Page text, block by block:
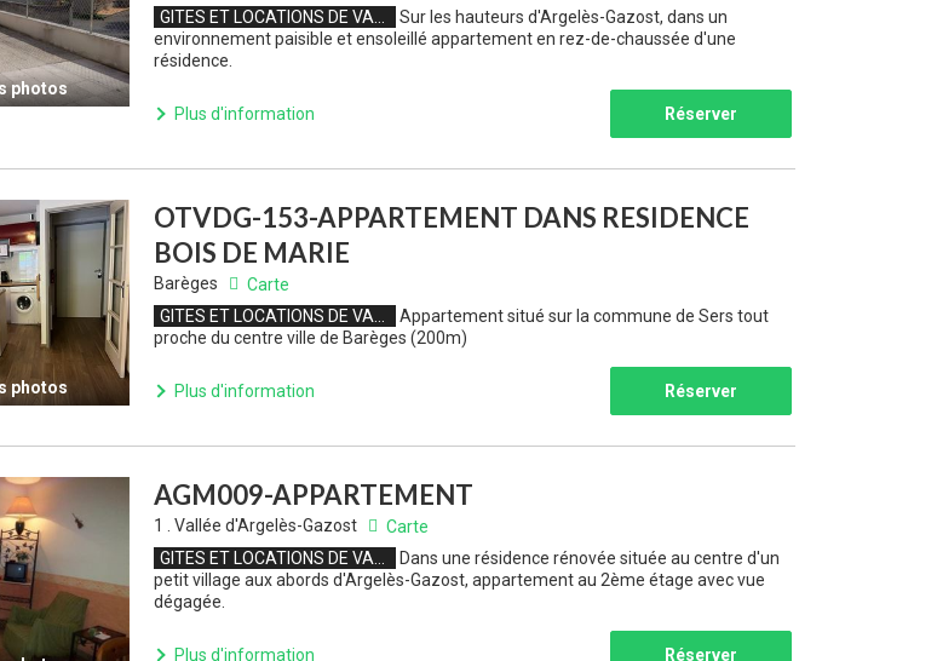
Sur les hauteurs d'Argelès-Gazost, dans un
environnement paisible et ensoleillé appartement en rez-de-chaussée d'une
résidence.
Plus d'information Réserver
photos
OTVDG-153-APPARTEMENT DANS RESIDENCE
BOIS DE MARIE
Barèges
Carte
Appartement situé sur la commune de Sers tout
proche du centre ville de Barèges (200m)
Plus d'information Réserver
photos
AGM009-APPARTEMENT
1 . Vallée d'Argelès-Gazost
Carte
Dans une résidence rénovée située au centre d'un
petit village aux abords d'Argelès-Gazost, appartement au 2ème étage avec vue
dégagée.
Plus d'information Réserver